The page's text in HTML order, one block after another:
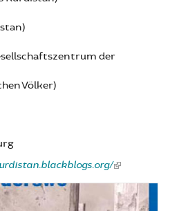
der
Völker)